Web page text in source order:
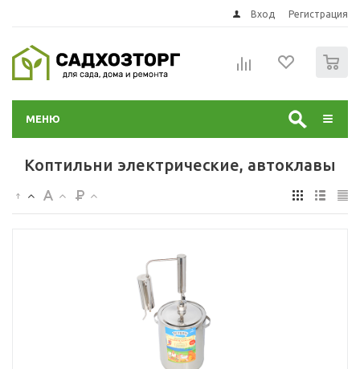
Вход Регистрация
МЕНЮ
Коптильни электрические, автоклавы